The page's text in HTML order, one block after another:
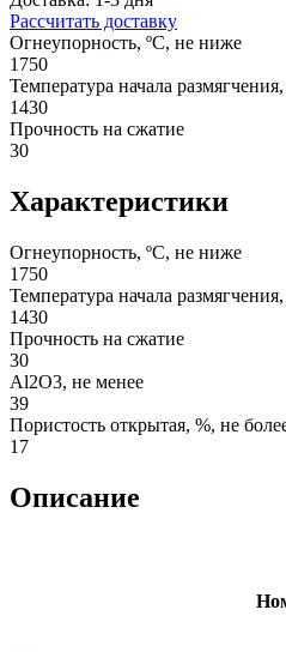
Рассчитать доставку
Огнеупорность, ºС, не ниже
1750
Температура начала
1430
Прочность на сжатие
30
Характеристики
Огнеупорность, ºС, не ниже
1750
Температура начала
1430
Прочность на сжатие
30
Al2O3, не менее
39
Пористость открытая, %, не
17
Описание